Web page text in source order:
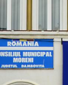
sidebar
sidebar